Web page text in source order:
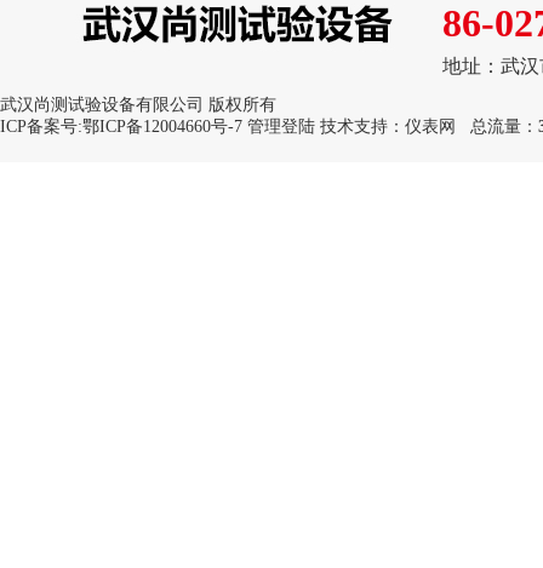
86-
地址：武
武汉尚测试验设备有限公司 版权所有
ICP备案号:鄂ICP备12004660号-7 管理登陆 技术支持： 仪表网 总流量：